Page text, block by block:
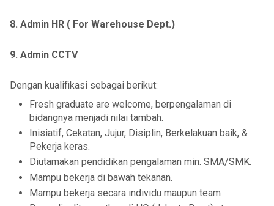
8. Admin HR ( For Warehouse Dept.)
9. Admin CCTV
Dengan kualifikasi sebagai berikut:
Fresh graduate are welcome, berpengalaman di
bidangnya menjadi nilai tambah.
Inisiatif, Cekatan, Jujur, Disiplin, Berkelakuan baik, &
Pekerja keras.
Diutamakan pendidikan pengalaman min. SMA/SMK.
Mampu bekerja di bawah tekanan.
Mampu bekerja secara individu maupun team